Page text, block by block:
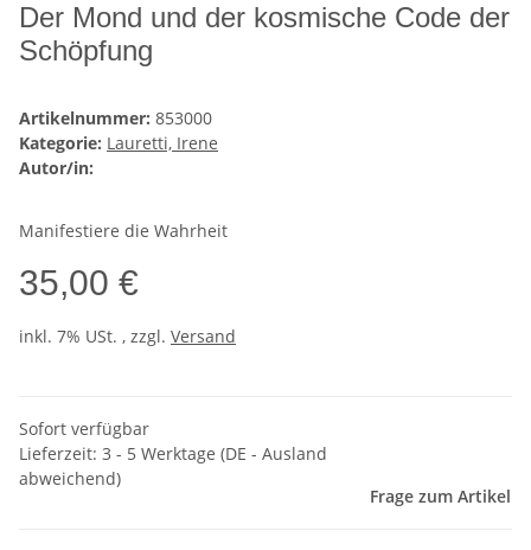
Der Mond und der kosmische Code der
Schöpfung
Artikelnummer: 853000
Kategorie: Lauretti, Irene
Autor/in:
Manifestiere die Wahrheit
35,00 €
inkl. 7% USt. , zzgl. Versand
Sofort verfügbar
Lieferzeit: 3 - 5 Werktage (DE - Ausland
abweichend)
Frage zum Artikel